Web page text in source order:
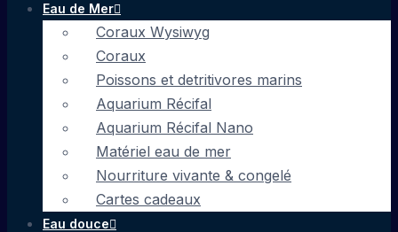
Eau de Mer
Coraux Wysiwyg
Coraux
Poissons et detritivores marins
Aquarium Récifal
Aquarium Récifal Nano
Matériel eau de mer
Nourriture vivante & congelé
Cartes cadeaux
Eau douce